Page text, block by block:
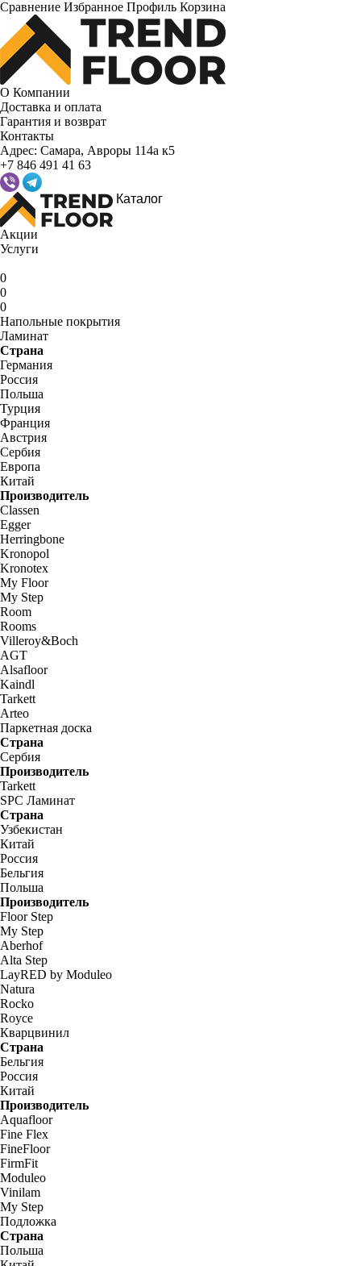
Сравнение Избранное Профиль Корзина
О Компании
Доставка и оплата
Гарантия и возврат
Контакты
Адрес: Самара, Авроры 114а к5
+7 846 491 41 63
Каталог
Акции
Услуги
0
0
0
Напольные покрытия
Ламинат
Страна
Германия
Россия
Польша
Турция
Франция
Австрия
Сербия
Европа
Китай
Производитель
Classen
Egger
Herringbone
Kronopol
Kronotex
My Floor
My Step
Room
Rooms
Villeroy&Boch
AGT
Alsafloor
Kaindl
Tarkett
Arteo
Паркетная доска
Страна
Сербия
Производитель
Tarkett
SPC Ламинат
Страна
Узбекистан
Китай
Россия
Бельгия
Польша
Производитель
Floor Step
My Step
Aberhof
Alta Step
LayRED by Moduleo
Natura
Rocko
Royce
Кварцвинил
Страна
Бельгия
Россия
Китай
Производитель
Aquafloor
Fine Flex
FineFloor
FirmFit
Moduleo
Vinilam
My Step
Подложка
Страна
Польша